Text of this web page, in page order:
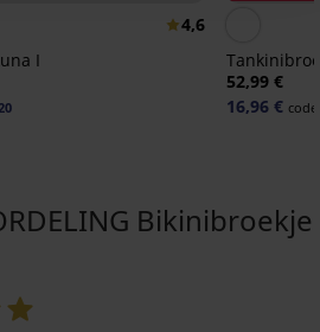
4,6
I
52,99 €
16,96 € code:
Bikinibroekje